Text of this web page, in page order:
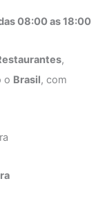
08:00 as 18:00
,
o Brasil, com